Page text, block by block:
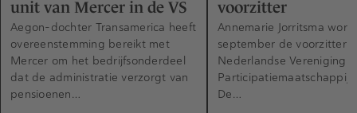
unit van Mercer in de VS
Aegon-dochter Transamerica heeft
overeenstemming bereikt met
Mercer om het bedrijfsonderdeel
dat de administratie verzorgt van
pensioenen…
voorzitter
Annemarie Jorritsma
september de voorzitter
Nederlandse Vereniging
De…